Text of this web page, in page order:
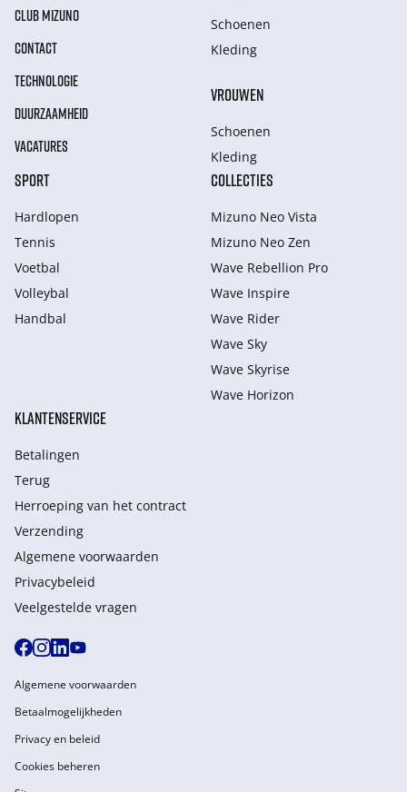
CLUB MIZUNO
CONTACT
TECHNOLOGIE
DUURZAAMHEID
VACATURES
Schoenen
Kleding
VROUWEN
Schoenen
Kleding
SPORT
Hardlopen
Tennis
Voetbal
Volleybal
Handbal
COLLECTIES
Mizuno Neo Vista
Mizuno Neo Zen
Wave Rebellion Pro
Wave Inspire
Wave Rider
Wave Sky
Wave Skyrise
Wave Horizon
KLANTENSERVICE
Betalingen
Terug
Herroeping van het contract
Verzending
Algemene voorwaarden
Privacybeleid
Veelgestelde vragen
Algemene voorwaarden
Betaalmogelijkheden
Privacy en beleid
Cookies beheren